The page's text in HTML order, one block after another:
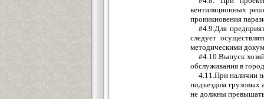
вентиляционных
проникновения
#4.9.Для
следует
методическими
#4.10.Выпуск
обслуживания в
4.11.При наличии
подъездом грузовых
не должны